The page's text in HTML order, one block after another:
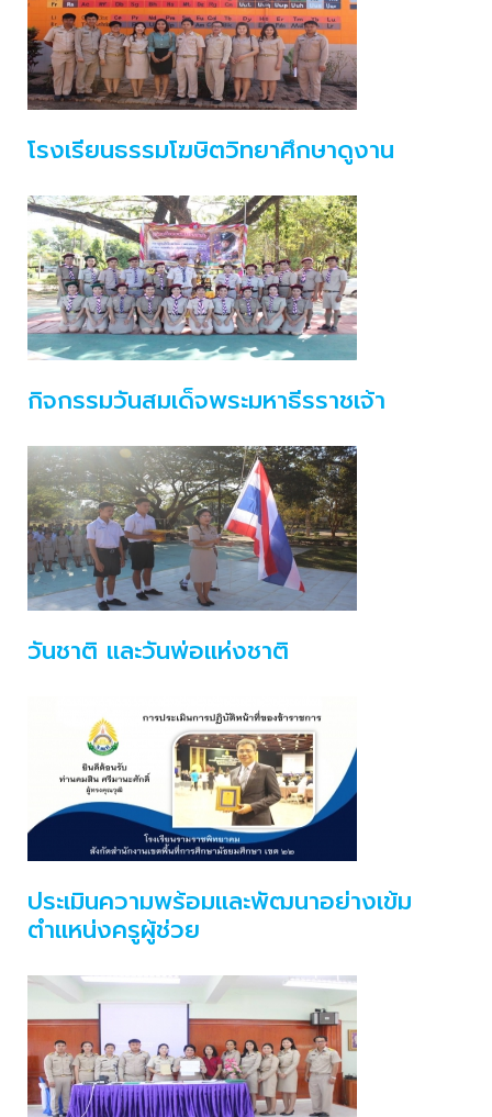
โรงเรียนธรรมโฆษิตวิทยาศึกษาดูงาน
กิจกรรมวันสมเด็จพระมหาธีรราชเจ้า
วันชาติ และวันพ่อแห่งชาติ
ประเมินความพร้อมและพัฒนาอย่างเข้ม
ตำแหน่งครูผู้ช่วย